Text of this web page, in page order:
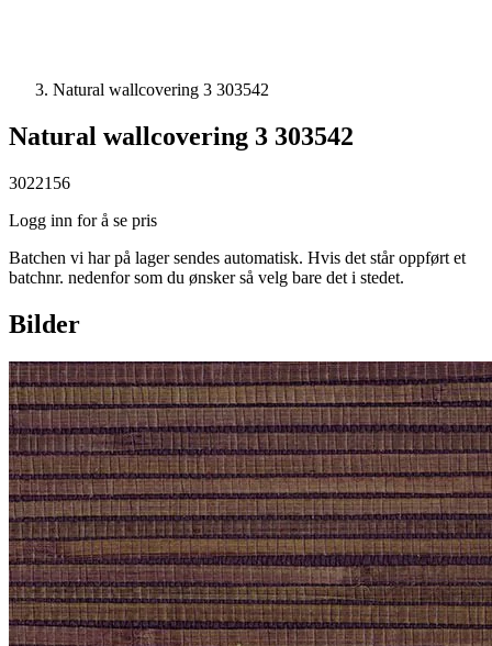
Natural wallcovering 3 303542
Natural wallcovering 3 303542
3022156
Logg inn for å se pris
Batchen vi har på lager sendes automatisk. Hvis det står oppført et
batchnr. nedenfor som du ønsker så velg bare det i stedet.
Bilder